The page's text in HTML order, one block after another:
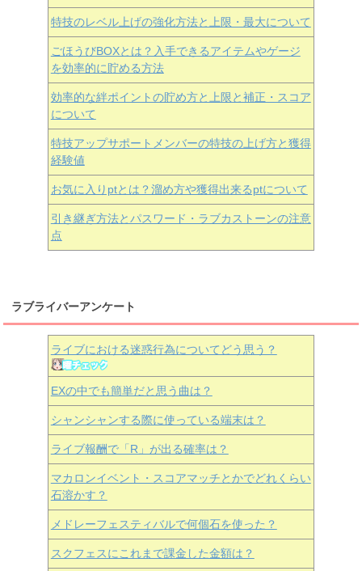
特技のレベル上げの強化方法と上限・最大について
ごほうびBOXとは？入手できるアイテムやゲージ
を効率的に貯める方法
効率的な絆ポイントの貯め方と上限と補正・スコア
について
特技アップサポートメンバーの特技の上げ方と獲得
経験値
お気に入りptとは？溜め方や獲得出来るptについて
引き継ぎ方法とパスワード・ラブカストーンの注意
点
ラブライバーアンケート
ライブにおける迷惑行為についてどう思う？
EXの中でも簡単だと思う曲は？
シャンシャンする際に使っている端末は？
ライブ報酬で「R」が出る確率は？
マカロンイベント・スコアマッチとかでどれくらい
石溶かす？
メドレーフェスティバルで何個石を使った？
スクフェスにこれまで課金した金額は？